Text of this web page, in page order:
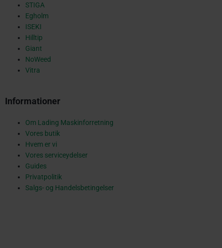
a
e
STIGA
Egholm
ISEKI
Hilltip
Giant
NoWeed
Vitra
Informationer
Om Lading Maskinforretning
Vores butik
Hvem er vi
Vores serviceydelser
Guides
Privatpolitik
Salgs- og Handelsbetingelser